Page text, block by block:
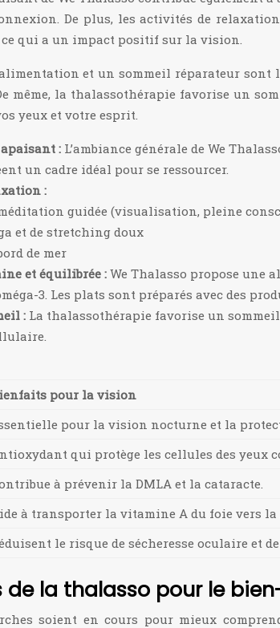
De plus, les activités de
qui a un impact positif sur la vision.
et un sommeil réparateur
même, la thalassothérapie favorise un
yeux et votre esprit.
: L’ambiance générale de We
un cadre idéal pour se ressourcer.
:
guidée (visualisation, pleine
et de stretching doux
de mer
et équilibrée : We Thalasso propose une
3. Les plats sont préparés avec des
: La thalassothérapie favorise un
pour la vision
pour la vision nocturne et la
qui protège les cellules des yeux
à prévenir la DMLA et la cataracte.
à transporter la vitamine A du foie vers la
le risque de sécheresse oculaire et de
de la thalasso pour le
soient en cours pour mieux